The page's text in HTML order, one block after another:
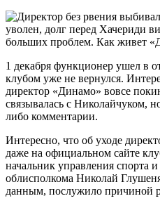
1 декабря функционер ушел в
клубом уже не вернулся.
директор «Динамо» вовсе
связывалась с Николайчуком,
либо комментарии.
Интересно, что об уходе
даже на официальном сайте
начальник управления спорта
облисполкома Николай
данным, послужило причиной